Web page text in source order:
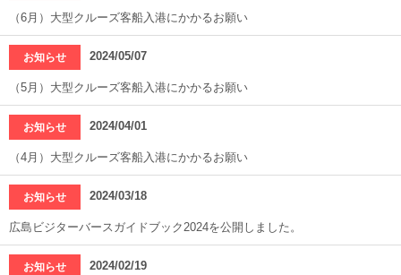
（6月）大型クルーズ客船入港にかかるお願い
お知らせ 2024/05/07
（5月）大型クルーズ客船入港にかかるお願い
お知らせ 2024/04/01
（4月）大型クルーズ客船入港にかかるお願い
お知らせ 2024/03/18
広島ビジターバースガイドブック2024を公開しました。
お知らせ 2024/02/19